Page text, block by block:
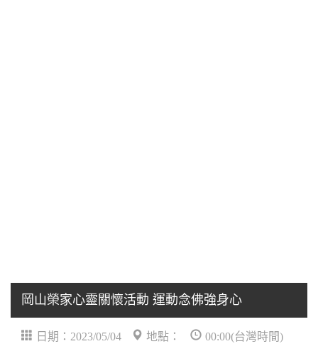
岡山榮家心靈關懷活動 運動念佛強身心
日期：2023/05/04 地點： 00:00(台灣時間)